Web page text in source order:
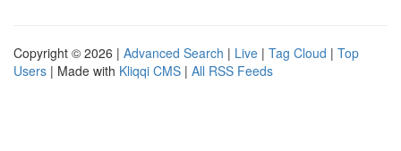
Copyright © 2026 | Advanced Search | Live | Tag Cloud | Top
Users | Made with Kliqqi CMS | All RSS Feeds